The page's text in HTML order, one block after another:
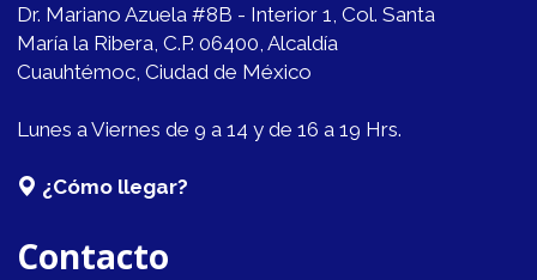
Dr. Mariano Azuela #8B - Interior 1, Col. Santa
María la Ribera, C.P. 06400, Alcaldía
Cuauhtémoc, Ciudad de México
Lunes a Viernes de 9 a 14 y de 16 a 19 Hrs.
¿Cómo llegar?
Contacto